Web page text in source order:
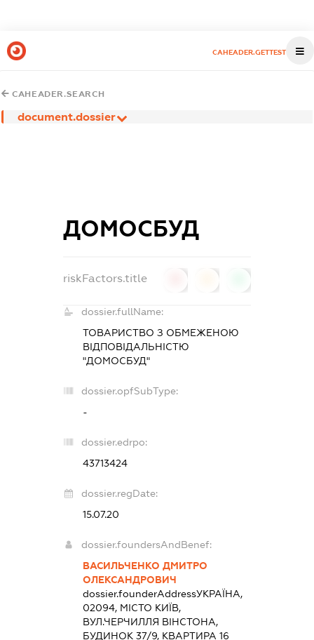
CAHEADER.GETTEST
CAHEADER.SEARCH
document.dossier
ДОМОСБУД
riskFactors.title
dossier.fullName:
ТОВАРИСТВО З ОБМЕЖЕНОЮ
ВІДПОВІДАЛЬНІСТЮ
"ДОМОСБУД"
dossier.opfSubType:
-
dossier.edrpo:
43713424
dossier.regDate:
15.07.20
dossier.foundersAndBenef:
ВАСИЛЬЧЕНКО ДМИТРО
ОЛЕКСАНДРОВИЧ
dossier.founderAddressУКРАЇНА,
02094, МІСТО КИЇВ,
ВУЛ.ЧЕРЧИЛЛЯ ВІНСТОНА,
БУДИНОК 37/9, КВАРТИРА 16